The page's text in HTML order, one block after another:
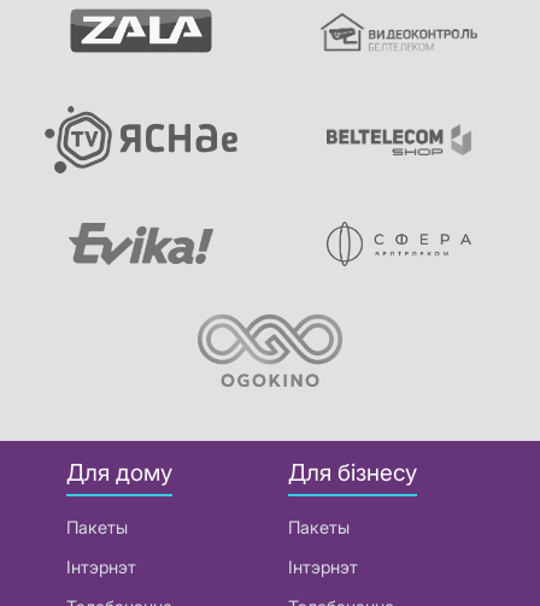
Для дому
Пакеты
Інтэрнэт
Для бізнесу
Пакеты
Інтэрнэт